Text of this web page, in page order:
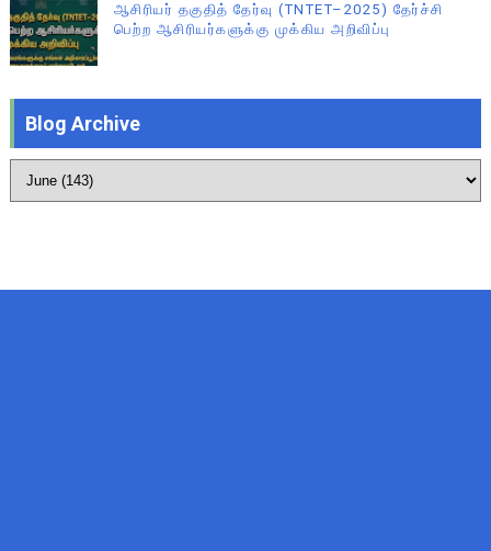
ஆசிரியர் தகுதித் தேர்வு (TNTET–2025) தேர்ச்சி
பெற்ற ஆசிரியர்களுக்கு முக்கிய அறிவிப்பு
Blog Archive